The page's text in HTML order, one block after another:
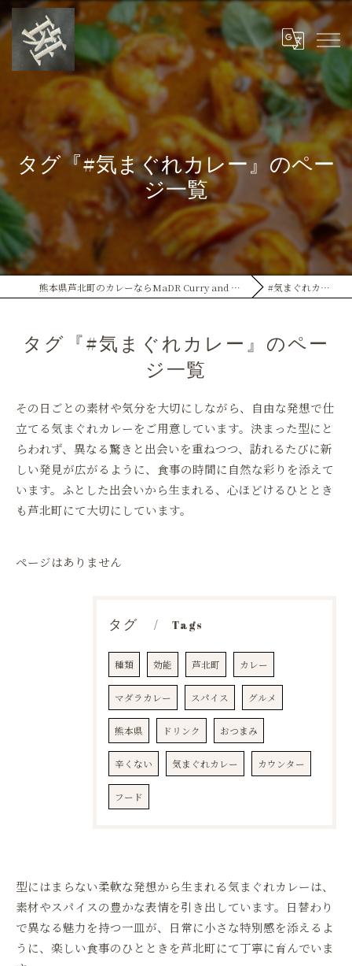
タグ『#気まぐれカレー』のペー
ジ一覧
熊本県芦北町のカレーならMaDR Curry and GuLP #気まぐれカレー
タグ『#気まぐれカレー』のペー
ジ一覧
その日ごとの素材や気分を大切にしながら、自由な発想で仕
立てる気まぐれカレーをご用意しています。決まった型にと
らわれず、異なる驚きと出会いを重ねつつ、訪れるたびに新
しい発見が広がるように、食事の時間に自然な彩りを添えて
います。ふとした出会いから生まれる、心ほどけるひととき
も芦北町にて大切にしています。
ページはありません
タグ Tags
種類 効能 芦北町 カレー
マダラカレー スパイス グルメ
熊本県 ドリンク おつまみ
辛くない 気まぐれカレー カウンター
フード
型にはまらない柔軟な発想から生まれる気まぐれカレーは、
素材やスパイスの豊かな表情を引き出しています。日替わり
で異なる魅力を持つ一皿が、日常に小さな特別感を添えるよ
うに、楽しい食事のひとときを芦北町にて丁寧に育んでいま